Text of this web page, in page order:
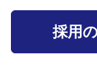
採用